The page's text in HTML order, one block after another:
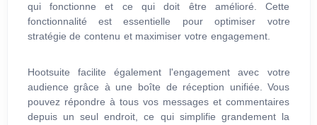
qui fonctionne et ce qui doit être amélioré. Cette
fonctionnalité est essentielle pour optimiser votre
stratégie de contenu et maximiser votre engagement.
Hootsuite facilite également l'engagement avec votre
audience grâce à une boîte de réception unifiée. Vous
pouvez répondre à tous vos messages et commentaires
depuis un seul endroit, ce qui simplifie grandement la